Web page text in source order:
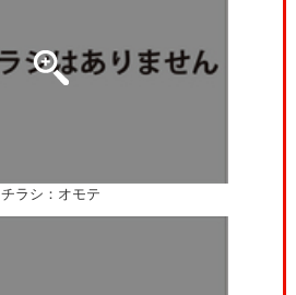
チラシ：オモテ